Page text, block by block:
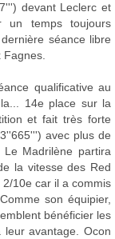
devant Leclerc et
un temps toujours
séance libre
qualificative au
14e place sur la
et fait très forte
avec plus de
Madrilène partira
la vitesse des Red
10e car il a commis
son équipier,
bénéficier les
leur avantage. Ocon